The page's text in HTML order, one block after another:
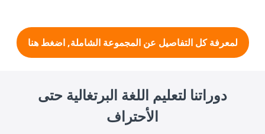
لمعرفة كل التفاصيل عن المجموعة الشاملة, اضغط هنا
دوراتنا لتعليم اللغة البرتغالية حتى
الأحتراف